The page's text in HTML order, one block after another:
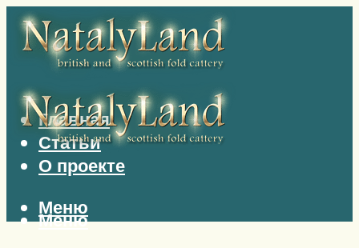
Главная
Статьи
О проекте
Меню
Меню